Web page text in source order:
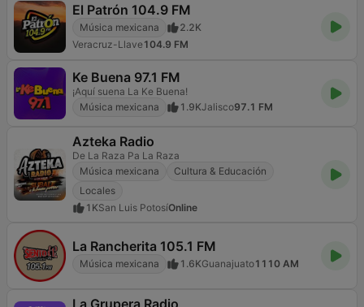
El Patrón 104.9 FM
Música mexicana
2.2K
Veracruz-Llave104.9 FM
Ke Buena 97.1 FM
¡Aquí suena La Ke Buena!
Música mexicana
1.9KJalisco97.1 FM
Azteka Radio
De La Raza Pa La Raza
Música mexicana
Cultura & Educación
Locales
1KSan Luis PotosíOnline
La Rancherita 105.1 FM
Música mexicana 1.6KGuanajuato1110 AM
La Grupera Radio